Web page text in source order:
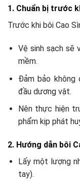
1. Chuẩn bị trước
Trước khi bôi Cao
Vệ sinh sạch sẽ
mềm.
Đảm bảo
đầu dương vật.
Nên thực hiện
phẩm kịp phát
2. Hướng dẫn bôi
Lấy một lượng
tay).